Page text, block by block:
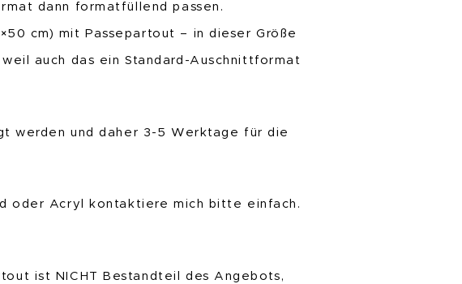
dann formatfüllend passen.
cm) mit Passepartout – in dieser Größe
auch das ein Standard-Auschnittformat
werden und daher 3-5 Werktage für die
oder Acryl kontaktiere mich bitte einfach.
ist NICHT Bestandteil des Angebots,